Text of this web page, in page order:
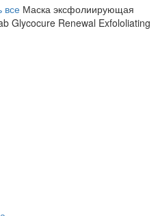
все Маска эксфолиирующая
Glycocure Renewal Exfololiating